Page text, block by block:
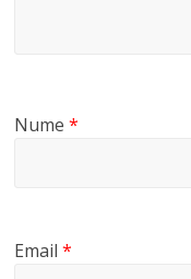
Nume*
Email*